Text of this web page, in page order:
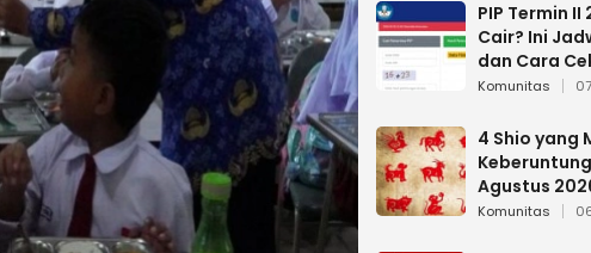
PIP Termin
Cair? Ini
dan Cara
Tidak
Komunitas
4 Shio yang
Agustus
Berjalan
Komunitas